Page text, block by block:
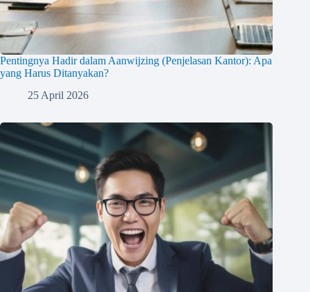
Pentingnya Hadir dalam Aanwijzing (Penjelasan Kantor): Apa
yang Harus Ditanyakan?
25 April 2026